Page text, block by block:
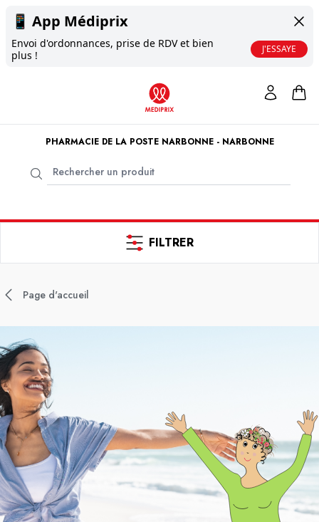
📱 App Médiprix
Envoi d'ordonnances, prise de RDV et bien
plus !
J'ESSAYE
PHARMACIE DE LA POSTE NARBONNE - NARBONNE
FILTRER
Page d'accueil